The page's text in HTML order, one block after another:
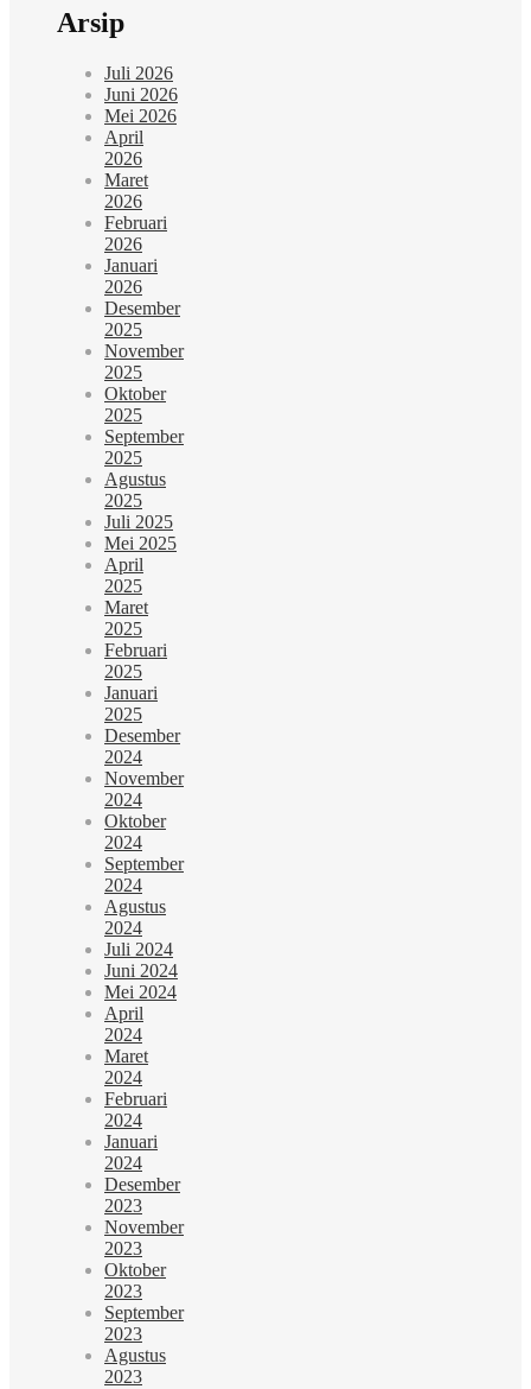
Arsip
Juli 2026
Juni 2026
Mei 2026
April
2026
Maret
2026
Februari
2026
Januari
2026
Desember
2025
November
2025
Oktober
2025
September
2025
Agustus
2025
Juli 2025
Mei 2025
April
2025
Maret
2025
Februari
2025
Januari
2025
Desember
2024
November
2024
Oktober
2024
September
2024
Agustus
2024
Juli 2024
Juni 2024
Mei 2024
April
2024
Maret
2024
Februari
2024
Januari
2024
Desember
2023
November
2023
Oktober
2023
September
2023
Agustus
2023